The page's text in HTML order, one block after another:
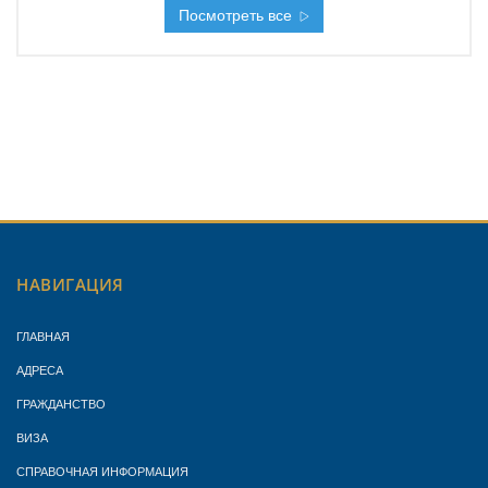
Посмотреть все
НАВИГАЦИЯ
ГЛАВНАЯ
АДРЕСА
ГРАЖДАНСТВО
ВИЗА
СПРАВОЧНАЯ ИНФОРМАЦИЯ